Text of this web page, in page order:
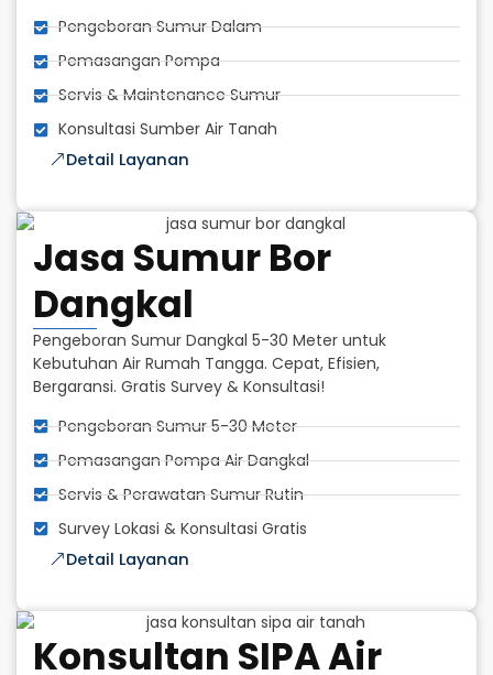
Pengeboran Sumur Dalam
Pemasangan Pompa
Servis & Maintenance Sumur
Konsultasi Sumber Air Tanah
Detail Layanan
Jasa Sumur Bor
Dangkal
Pengeboran Sumur Dangkal 5-30 Meter untuk
Kebutuhan Air Rumah Tangga. Cepat, Efisien,
Bergaransi. Gratis Survey & Konsultasi!
Pengeboran Sumur 5-30 Meter
Pemasangan Pompa Air Dangkal
Servis & Perawatan Sumur Rutin
Survey Lokasi & Konsultasi Gratis
Detail Layanan
Konsultan SIPA Air